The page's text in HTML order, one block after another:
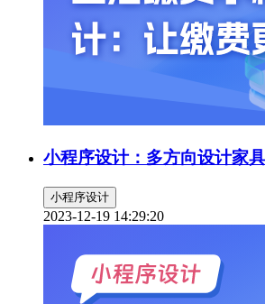
小程序设计：多方向设计家
小程序设计
2023-12-19 14:29:20